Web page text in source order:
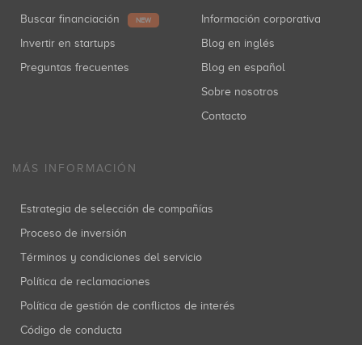
Buscar financiación NEW
Invertir en startups
Preguntas frecuentes
Información corporativa
Blog en inglés
Blog en español
Sobre nosotros
Contacto
MÁS INFORMACIÓN
Estrategia de selección de compañías
Proceso de inversión
Términos y condiciones del servicio
Política de reclamaciones
Política de gestión de conflictos de interés
Código de conducta